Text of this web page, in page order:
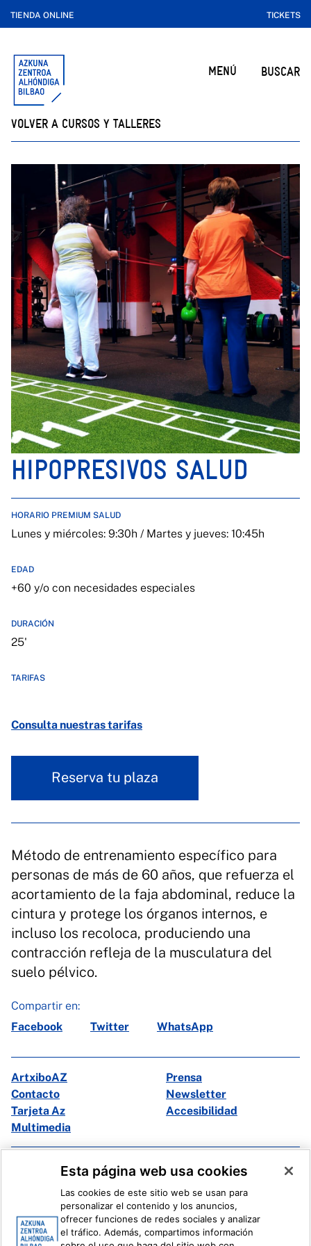
TIENDA ONLINE TICKETS
MENÚ BUSCAR
VOLVER A CURSOS Y TALLERES
HIPOPRESIVOS SALUD
HORARIO PREMIUM SALUD
Lunes y miércoles: 9:30h / Martes y jueves: 10:45h
EDAD
+60 y/o con necesidades especiales
DURACIÓN
25'
TARIFAS
Consulta nuestras tarifas
Reserva tu plaza
Método de entrenamiento específico para
personas de más de 60 años, que refuerza el
acortamiento de la faja abdominal, reduce la
cintura y protege los órganos internos, e
incluso los recoloca, produciendo una
contracción refleja de la musculatura del
suelo pélvico.
Compartir en:
Facebook
Twitter WhatsApp
ArtxiboAZ
Prensa
Contacto
Newsletter
Tarjeta Az
Accesibilidad
Multimedia
Facebook
X
Ivoox
Información legal Sistema Interno de Información
Esta página web usa cookies
Las cookies de este sitio web se usan para
personalizar el contenido y los anuncios,
ofrecer funciones de redes sociales y analizar
el tráfico. Además, compartimos información